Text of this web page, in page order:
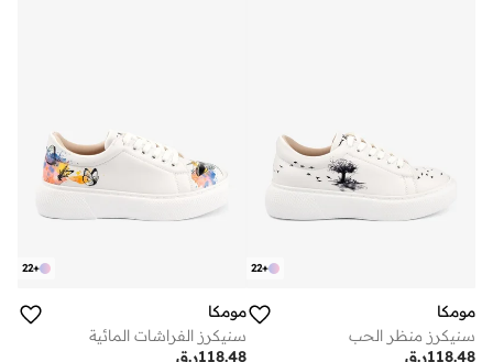
+
22
مومكا
سنيكرز منظر الحب
ر.ق118.48
+
22
مومكا
سنيكرز الفراشات المائية
ر.ق118.48